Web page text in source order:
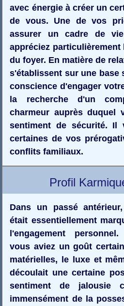
avec énergie à créer un
de vous. Une de vos
assurer un cadre de
appréciez
du foyer. En matière de
s'établissent sur une base
conscience d'engager
la recherche d'un
charmeur auprès duquel
sentiment de sécurité. Il
certaines de vos
conflits familiaux.
Profil
Dans un passé
était essentiellement
l'engagement
vous aviez un goût
matérielles, le luxe et
découlait une certaine
sentiment de jalousie
immensément de la